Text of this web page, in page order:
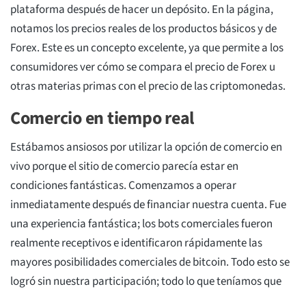
plataforma después de hacer un depósito. En la página,
notamos los precios reales de los productos básicos y de
Forex. Este es un concepto excelente, ya que permite a los
consumidores ver cómo se compara el precio de Forex u
otras materias primas con el precio de las criptomonedas.
Comercio en tiempo real
Estábamos ansiosos por utilizar la opción de comercio en
vivo porque el sitio de comercio parecía estar en
condiciones fantásticas. Comenzamos a operar
inmediatamente después de financiar nuestra cuenta. Fue
una experiencia fantástica; los bots comerciales fueron
realmente receptivos e identificaron rápidamente las
mayores posibilidades comerciales de bitcoin. Todo esto se
logró sin nuestra participación; todo lo que teníamos que